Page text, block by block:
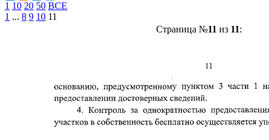
1 10 20 50 ВСЕ
1 ... 8 9 10 11
Страница №11 из 11: